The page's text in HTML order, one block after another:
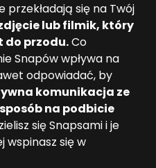
się na Twój
lub filmik, który
do przodu.Co
Snapów wpływa na
odpowiadać, by
komunikacja ze
na podbicie
się Snapsami i je
wspinasz się w